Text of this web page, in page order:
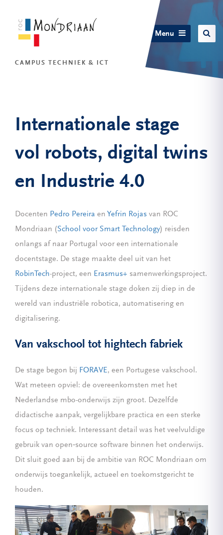
CAMPUS TECHNIEK & ICT
Menu
Internationale stage
vol robots, digital twins
en Industrie 4.0
Docenten Pedro Pereira en Yefrin Rojas van ROC
Mondriaan (School voor Smart Technology) reisden
onlangs af naar Portugal voor een internationale
docentstage. De stage maakte deel uit van het
RobinTech-project, een Erasmus+ samenwerkingsproject.
Tijdens deze internationale stage doken zij diep in de
wereld van industriële robotica, automatisering en
digitalisering.
Van vakschool tot hightech fabriek
De stage begon bij FORAVE, een Portugese vakschool.
Wat meteen opviel: de overeenkomsten met het
Nederlandse mbo-onderwijs zijn groot. Dezelfde
didactische aanpak, vergelijkbare practica en een sterke
focus op techniek. Interessant detail was het veelvuldige
gebruik van open‑source software binnen het onderwijs.
Dit sluit goed aan bij de ambitie van ROC Mondriaan om
onderwijs toegankelijk, actueel en toekomstgericht te
houden.